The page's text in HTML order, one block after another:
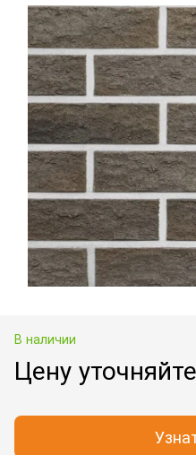
В наличии
Цену уточняйте